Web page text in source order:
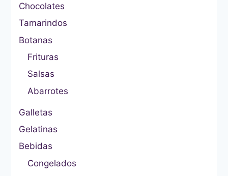
Chocolates
Tamarindos
Botanas
Frituras
Salsas
Abarrotes
Galletas
Gelatinas
Bebidas
Congelados